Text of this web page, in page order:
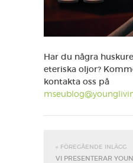
Har du några
eteriska oljor?
kontakta oss på
« FÖREGÅENDE INLÄGG
VI PRESENTERAR